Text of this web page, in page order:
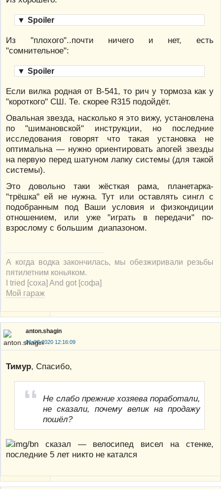
▼ Spoiler
Из "плохого"..почти ничего и нет, есть
"сомнительное":
▼ Spoiler
Если вилка родная от В-541, то рич у тормоза как у
"короткого" СШ. Те. скорее R315 подойдёт.
Овальная звезда, насколько я это вижу, установлена
по "шимановской" инструкции, но последние
исследования говорят что такая установка не
оптимальна — нужно ориентировать апогей звезды
на первую перед шатуном лапку системы (для такой
системы).
Это довольно таки жёсткая рама, планетарка-
"трёшка" ей не нужна. Тут или оставлять сингл с
подобранным под Ваши условия и физкондиции
отношением, или уже "играть в передачи" по-
взрослому с большим диапазоном.
А когда водка закончилась, мы обезжиривали резьбы
пятилетним коньяком.
I tried [соха] And got [софа]
Мой гараж
anton.shagin
01-06-2020 12:16:09
Тимур, Cпасибо,
Не слабо прежние хозяева поработали,
не сказали, почему велик на продажу
пошёл?
сказал — велосипед висел на стенке,
последние 5 лет никто не катался